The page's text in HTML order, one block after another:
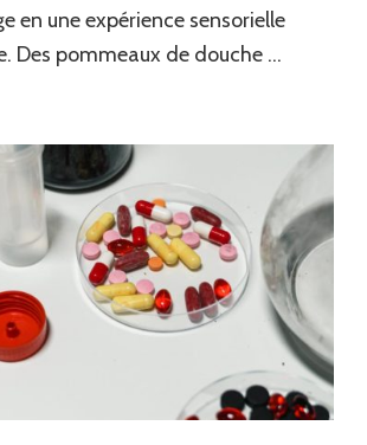
en une expérience sensorielle
Des pommeaux de douche …